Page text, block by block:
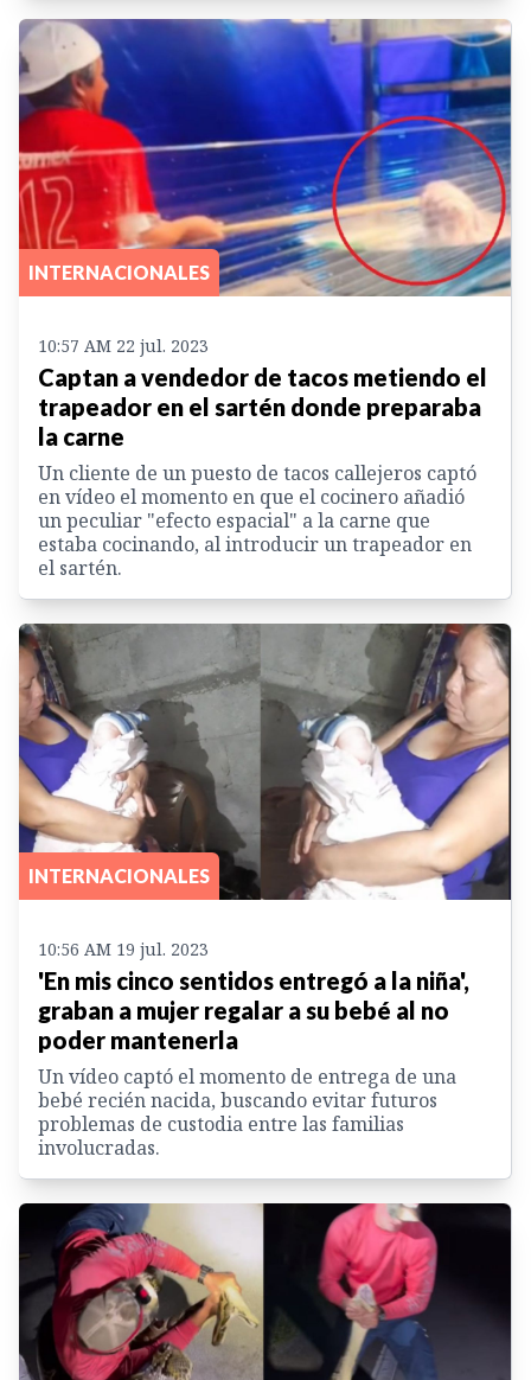
INTERNACIONALES
10:57 AM 22 jul. 2023
Captan a vendedor de tacos metiendo el
trapeador en el sartén donde preparaba
la carne
Un cliente de un puesto de tacos callejeros captó
en vídeo el momento en que el cocinero añadió
un peculiar "efecto espacial" a la carne que
estaba cocinando, al introducir un trapeador en
el sartén.
INTERNACIONALES
10:56 AM 19 jul. 2023
'En mis cinco sentidos entregó a la niña',
graban a mujer regalar a su bebé al no
poder mantenerla
Un vídeo captó el momento de entrega de una
bebé recién nacida, buscando evitar futuros
problemas de custodia entre las familias
involucradas.